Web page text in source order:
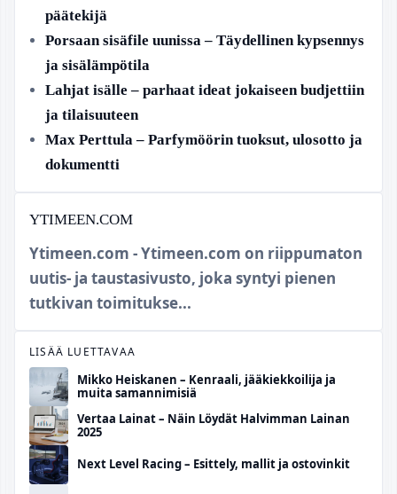
päätekijä
Porsaan sisäfile uunissa – Täydellinen kypsennys
ja sisälämpötila
Lahjat isälle – parhaat ideat jokaiseen budjettiin
ja tilaisuuteen
Max Perttula – Parfymöörin tuoksut, ulosotto ja
dokumentti
YTIMEEN.COM
Ytimeen.com - Ytimeen.com on riippumaton
uutis- ja taustasivusto, joka syntyi pienen
tutkivan toimitukse...
LISÄÄ LUETTAVAA
Mikko Heiskanen – Kenraali, jääkiekkoilija ja
muita samannimisiä
Vertaa Lainat – Näin Löydät Halvimman Lainan
2025
Next Level Racing – Esittely, mallit ja ostovinkit